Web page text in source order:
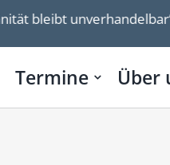
Termine Über